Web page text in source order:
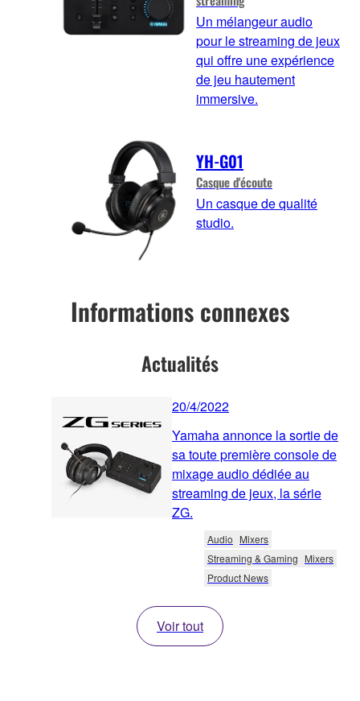
Un mélangeur audio
pour le streaming de jeux
qui offre une expérience
de jeu hautement
immersive.
YH-G01
Casque d'écoute
Un casque de qualité
studio.
Informations connexes
Actualités
20/4/2022
Yamaha annonce la sortie de
sa toute première console de
mixage audio dédiée au
streaming de jeux, la série
ZG.
Audio Mixers
Streaming & Gaming Mixers
Product News
Voir tout